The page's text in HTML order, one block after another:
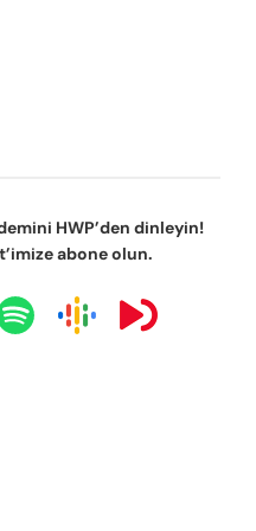
HWP’den dinleyin!
abone olun.